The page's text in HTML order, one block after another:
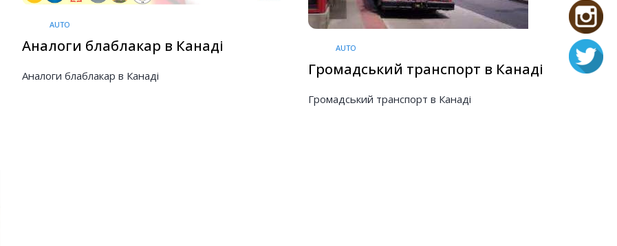
AUTO
Аналоги блаблакар в Канаді
Аналоги блаблакар в Канаді
AUTO
Громадський транспорт в Канаді
Громадський транспорт в Канаді